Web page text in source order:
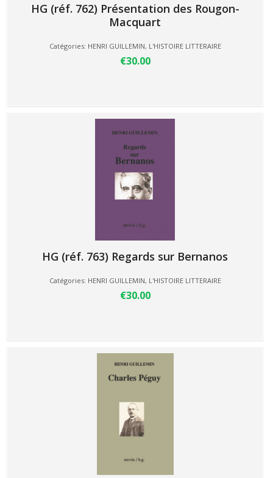
HG (réf. 762) Présentation des Rougon-
Macquart
Catégories: HENRI GUILLEMIN, L'HISTOIRE LITTERAIRE
€30.00
HG (réf. 763) Regards sur Bernanos
Catégories: HENRI GUILLEMIN, L'HISTOIRE LITTERAIRE
€30.00